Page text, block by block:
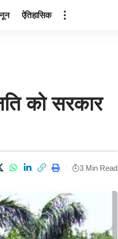
ऐतिहासिक
को सरकार
3 Min Read